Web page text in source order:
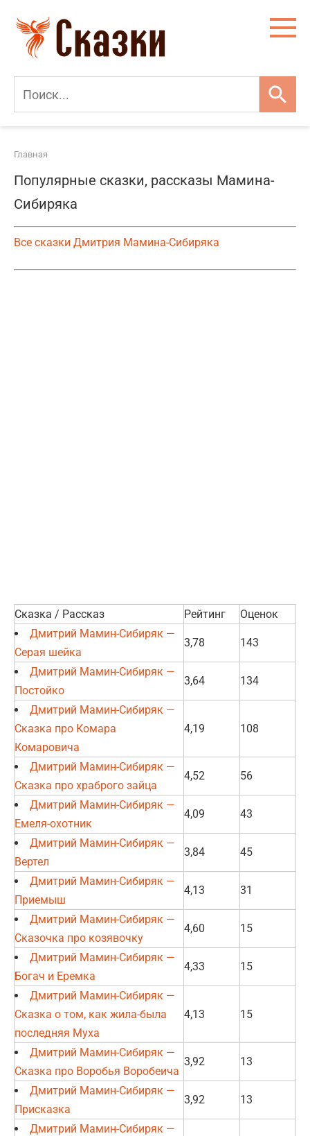
контенту
Главная
Популярные сказки, рассказы Мамина-
Сибиряка
Все сказки Дмитрия Мамина-Сибиряка
Сказка / Рассказ Рейтинг
Оценок
Дмитрий Мамин-Сибиряк —
Серая шейка
3,78 143
Дмитрий Мамин-Сибиряк —
Постойко
3,64 134
Дмитрий Мамин-Сибиряк —
Сказка про Комара
Комаровича
4,19 108
Дмитрий Мамин-Сибиряк —
Сказка про храброго зайца
4,52 56
Дмитрий Мамин-Сибиряк —
Емеля-охотник
4,09 43
Дмитрий Мамин-Сибиряк —
Вертел
3,84 45
Дмитрий Мамин-Сибиряк —
Приемыш
4,13 31
Дмитрий Мамин-Сибиряк —
Сказочка про козявочку
4,60 15
Дмитрий Мамин-Сибиряк —
Богач и Еремка
4,33 15
Дмитрий Мамин-Сибиряк —
Сказка о том, как жила-была
последняя Муха
4,13 15
Дмитрий Мамин-Сибиряк —
Сказка про Воробья Воробеича
3,92 13
Дмитрий Мамин-Сибиряк —
Присказка
3,92 13
Дмитрий Мамин-Сибиряк —